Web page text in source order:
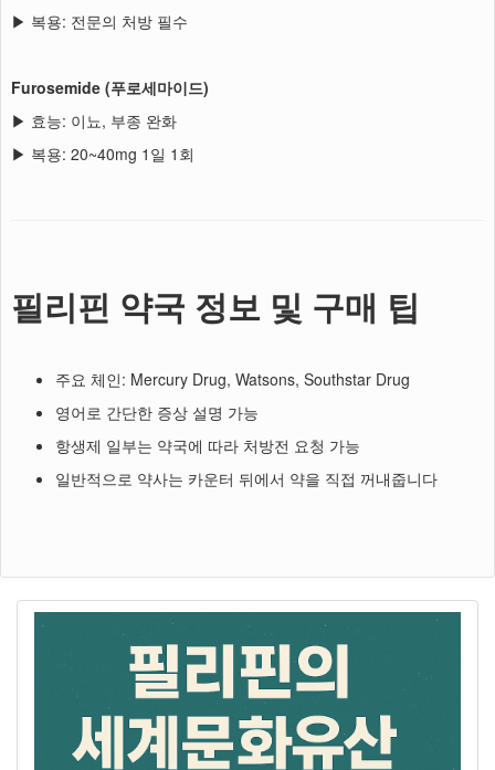
▶ 복용: 전문의 처방 필수
Furosemide (푸로세마이드)
▶ 효능: 이뇨, 부종 완화
▶ 복용: 20~40mg 1일 1회
필리핀 약국 정보 및 구매 팁
주요 체인: Mercury Drug, Watsons, Southstar Drug
영어로 간단한 증상 설명 가능
항생제 일부는 약국에 따라 처방전 요청 가능
일반적으로 약사는 카운터 뒤에서 약을 직접 꺼내줍니다